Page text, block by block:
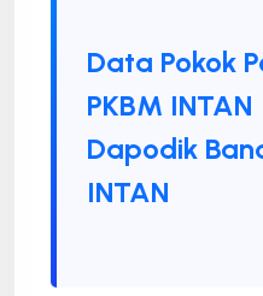
Data Pokok
PKBM INTAN
Dapodik
INTAN